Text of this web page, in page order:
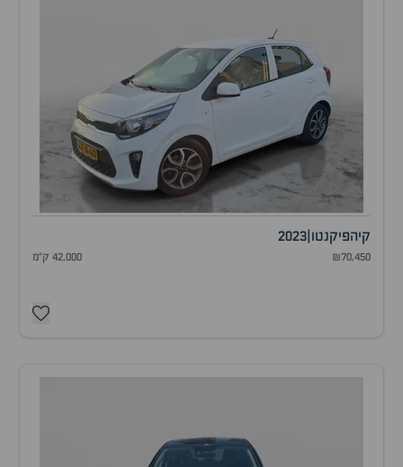
קיהפיקנטו 2023
₪70,450 42,000 ק"מ